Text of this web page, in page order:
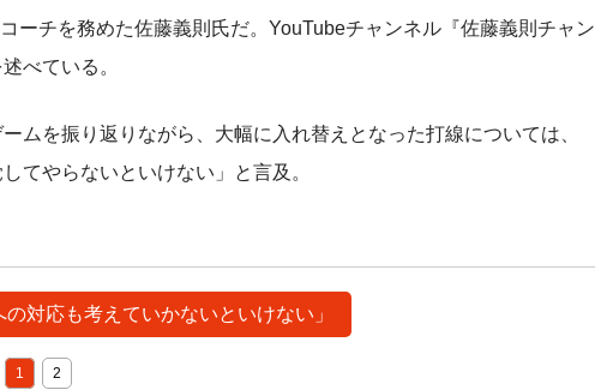
チを務めた佐藤義則氏だ。YouTubeチャンネル『佐藤義則チャン
べている。
ムを振り返りながら、大幅に入れ替えとなった打線については、
てやらないといけない」と言及。
対応も考えていかないといけない」
1 2